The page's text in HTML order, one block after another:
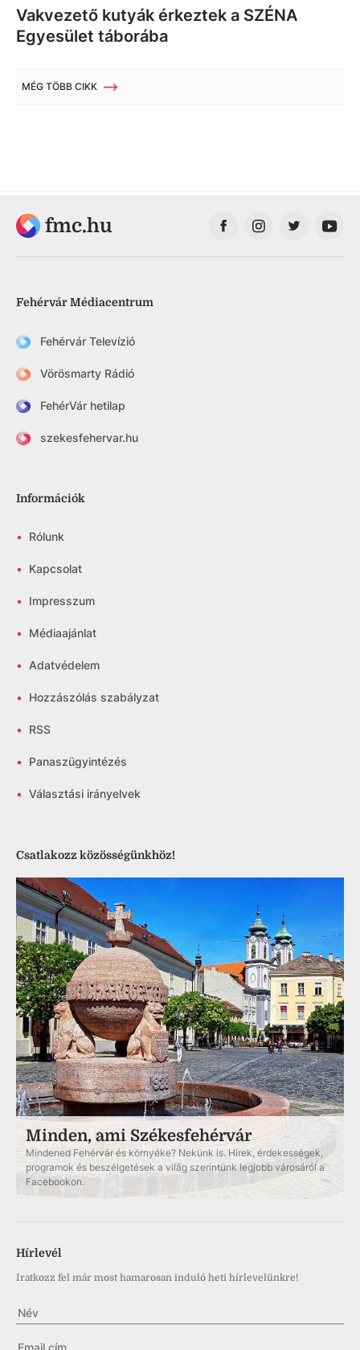
Vakvezető kutyák érkeztek a SZÉNA
Egyesület táborába
MÉG TÖBB CIKK
fmc.hu
Fehérvár Médiacentrum
Fehérvár Televízió
Vörösmarty Rádió
FehérVár hetilap
szekesfehervar.hu
Információk
• Rólunk
• Kapcsolat
• Impresszum
• Médiaajánlat
• Adatvédelem
• Hozzászólás szabályzat
• RSS
• Panaszügyintézés
• Választási irányelvek
Csatlakozz közösségünkhöz!
Minden, ami Székesfehérvár
Mindened Fehérvár és környéke? Nekünk is. Hírek, érdekességek,
programok és beszélgetések a világ szerintünk legjobb városáról a
Facebookon.
Hírlevél
Iratkozz fel már most hamarosan induló heti hírlevelünkre!